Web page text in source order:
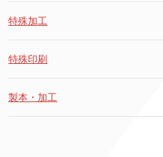
特殊加工
特殊印刷
製本・加工